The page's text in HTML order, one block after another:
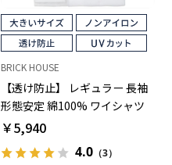
BRICK HOUSE
【透け防止】 レギュラー 長袖
形態安定 綿100% ワイシャツ
白無地 大きいサイズ
￥5,940
4.0 （3）